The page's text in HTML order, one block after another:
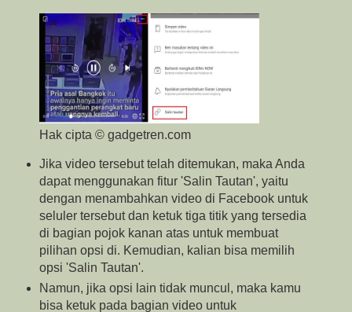
Hak cipta © gadgetren.com
Jika video tersebut telah ditemukan, maka Anda
dapat menggunakan fitur 'Salin Tautan', yaitu
dengan menambahkan video di Facebook untuk
seluler tersebut dan ketuk tiga titik yang tersedia
di bagian pojok kanan atas untuk membuat
pilihan opsi di. Kemudian, kalian bisa memilih
opsi 'Salin Tautan'.
Namun, jika opsi lain tidak muncul, maka kamu
bisa ketuk pada bagian video untuk